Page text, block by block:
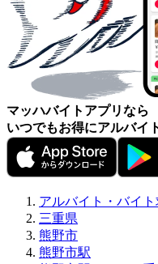
マッハバイトアプリなら
いつでもお得にアルバイ
アルバイト・バイ
三重県
熊野市
熊野市駅